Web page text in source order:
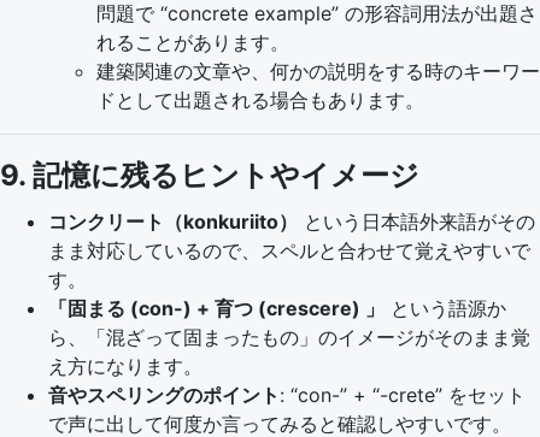
問題で “concrete example” の形容詞用法が出題さ
れることがあります。
建築関連の文章や、何かの説明をする時のキーワー
ドとして出題される場合もあります。
9. 記憶に残るヒントやイメージ
コンクリート（konkuriito）
という日本語外来語がその
まま対応しているので、スペルと合わせて覚えやすいで
す。
「固まる (con-) + 育つ (crescere) 」
という語源か
ら、「混ざって固まったもの」のイメージがそのまま覚
え方になります。
音やスペリングのポイント : “con-” + “-crete” をセット
で声に出して何度か言ってみると確認しやすいです。